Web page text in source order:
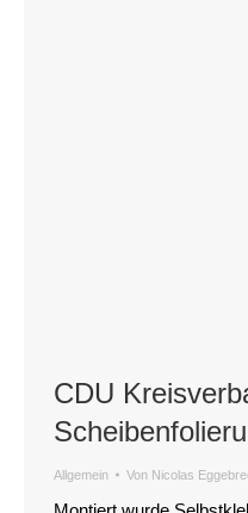
CDU
Allgemein Von Nicolas